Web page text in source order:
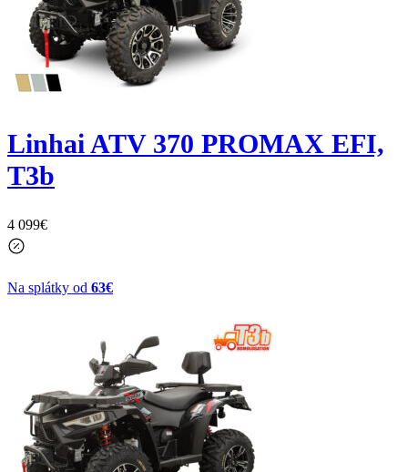
Linhai ATV 370 PROMAX EFI,
T3b
4 099€
Na splátky od 63€